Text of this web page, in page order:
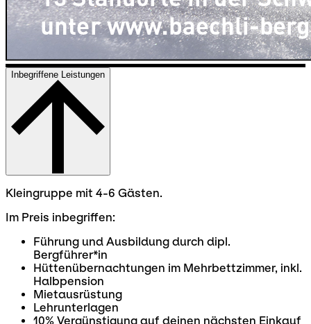
Inbegriffene Leistungen
Kleingruppe mit 4-6 Gästen.
Im Preis inbegriffen:
Führung und Ausbildung durch dipl.
Bergführer*in
Hüttenübernachtungen im Mehrbettzimmer, inkl.
Halbpension
Mietausrüstung
Lehrunterlagen
10% Vergünstigung auf deinen nächsten Einkauf